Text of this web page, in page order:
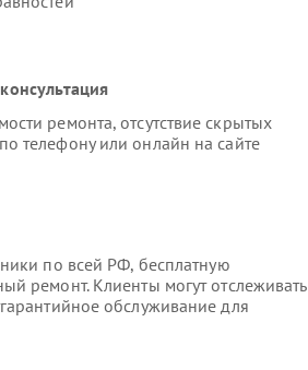
ремонта, отсутствие скрытых
телефону или онлайн на сайте
по всей РФ, бесплатную
ремонт. Клиенты могут отслеживать
обслуживание для